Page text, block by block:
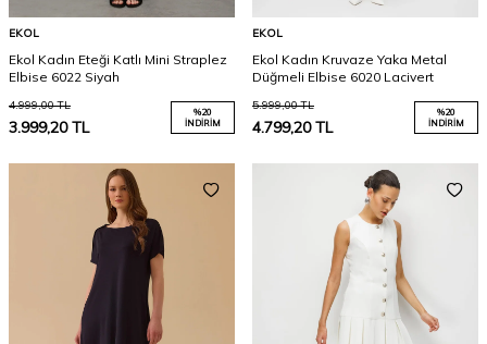
EKOL
Ekol Kadın Eteği Katlı Mini Straplez
Elbise 6022 Siyah
4.999,00TL
3.999,20TL
%20
İNDIRIM
EKOL
Ekol Kadın Kruvaze Yaka Metal
Düğmeli Elbise 6020 Lacivert
5.999,00TL
4.799,20TL
%20
İNDIRIM